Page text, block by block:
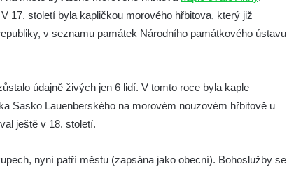
17. století byla kapličkou morového hřbitova, který již
v seznamu památek Národního památkového ústavu
údajně živých jen 6 lidí. V tomto roce byla kaple
Sasko Lauenberského na morovém nouzovém hřbitově u
ještě v 18. století.
nyní patří městu (zapsána jako obecní). Bohoslužby se